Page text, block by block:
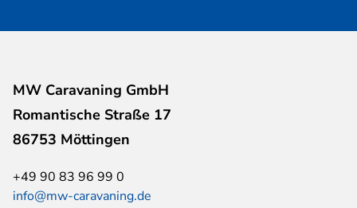
MW Caravaning GmbH
Romantische Straße 17
86753 Möttingen
+49 90 83 96 99 0
info@mw-caravaning.de